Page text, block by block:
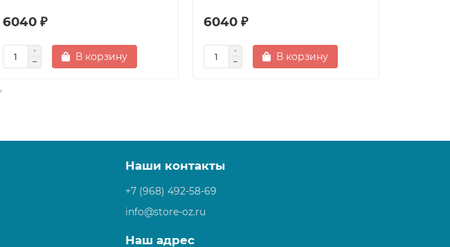
6040 ₽
В корзину
6040 ₽
В корзину
Наши контакты
+7 (968) 492-58-69
info@store-oz.ru
Наш адрес